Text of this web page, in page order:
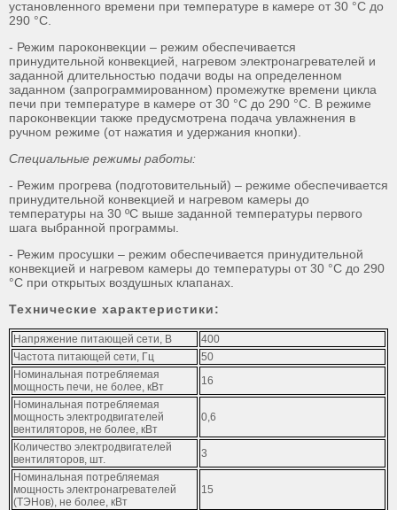
установленного времени при температуре в камере от 30 °С до
290 °С.
- Режим пароконвекции – режим обеспечивается
принудительной конвекцией, нагревом электронагревателей и
заданной длительностью подачи воды на определенном
заданном (запрограммированном) промежутке времени цикла
печи при температуре в камере от 30 °С до 290 °С. В режиме
пароконвекции также предусмотрена подача увлажнения в
ручном режиме (от нажатия и удержания кнопки).
Специальные режимы работы:
- Режим прогрева (подготовительный) – режиме обеспечивается
принудительной конвекцией и нагревом камеры до
температуры на 30 ºС выше заданной температуры первого
шага выбранной программы.
- Режим просушки – режим обеспечивается принудительной
конвекцией и нагревом камеры до температуры от 30 °С до 290
°С при открытых воздушных клапанах.
Технические характеристики:
Напряжение питающей сети, В
400
Частота питающей сети, Гц
50
Номинальная потребляемая
мощность печи, не более, кВт
16
Номинальная потребляемая
мощность электродвигателей
вентиляторов, не более, кВт
0,6
Количество электродвигателей
вентиляторов, шт.
3
Номинальная потребляемая
мощность электронагревателей
(ТЭНов), не более, кВт
15